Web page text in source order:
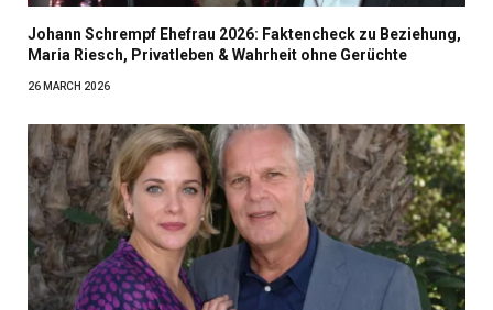
Johann Schrempf Ehefrau 2026: Faktencheck zu Beziehung,
Maria Riesch, Privatleben & Wahrheit ohne Gerüchte
26 MARCH 2026